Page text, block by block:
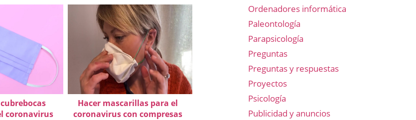
coronavirus
Hacer mascarillas para el
coronavirus con compresas
Ordenadores informática
Paleontología
Parapsicología
Preguntas
Preguntas y respuestas
Proyectos
Psicología
Publicidad y anuncios